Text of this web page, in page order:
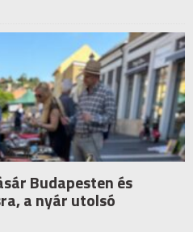
Budapesten és
a nyár utolsó